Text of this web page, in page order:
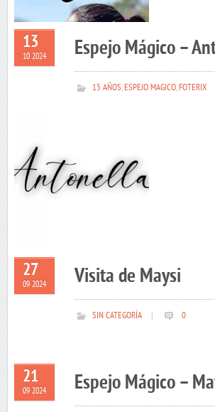
13
10 2024 Espejo Mágico –
15 AÑOS,ESPEJO MAGICO,FOTERIX
27
09 2024 Visita de Maysi
SIN CATEGORÍA 0
21
09 2024 Espejo Mágico –